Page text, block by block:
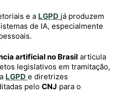
e a LGPD já produzem
de IA, especialmente
artificial no Brasil articula
legislativos em tramitação,
LGPD e diretrizes
pelo CNJ para o